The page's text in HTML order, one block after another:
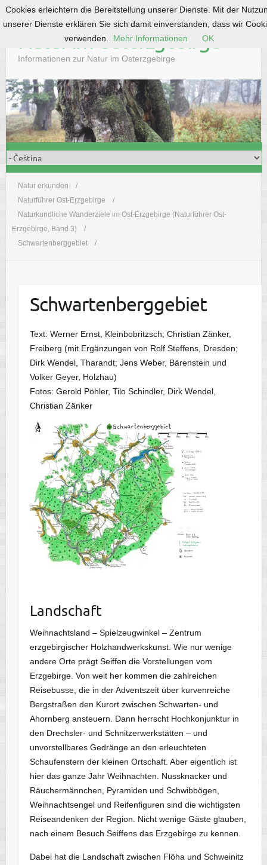
S
k
o
c
n
t
Natur im Osterzgebirge
Informationen zur Natur im Osterzgebirge
Natur erkunden
Naturführer Ost-Erzgebirge
Naturkundliche Wanderziele im Ost-Erzgebirge (Naturführer Ost-
Erzgebirge, Band 3)
Schwartenberggebiet
Schwartenberggebiet
Text: Werner Ernst, Kleinbobritzsch; Christian Zänker,
Freiberg (mit Ergänzungen von Rolf Steffens, Dresden;
Dirk Wendel, Tharandt; Jens Weber, Bärenstein und
Volker Geyer, Holzhau)
Fotos: Gerold Pöhler, Tilo Schindler, Dirk Wendel,
Christian Zänker
Landschaft
Weihnachtsland – Spielzeugwinkel – Zentrum
erzgebirgischer Holzhandwerkskunst. Wie nur wenige
andere Orte prägt Seiffen die Vorstellungen vom
Erzgebirge. Von weit her kommen die zahlreichen
Reisebusse, die in der Adventszeit über kurvenreiche
Bergstraßen den Kurort zwischen Schwarten- und
Ahornberg ansteuern. Dann herrscht Hochkonjunktur in
den Drechsler- und Schnitzerwerkstätten – und
unvorstellbares Gedränge an den erleuchteten
Schaufenstern der kleinen Ortschaft. Aber eigentlich ist
hier das ganze Jahr Weihnachten. Nussknacker und
Räuchermännchen, Pyramiden und Schwibbögen,
Weihnachtsengel und Reifenfiguren sind die wichtigsten
Reiseandenken der Region. Nicht wenige Gäste glauben,
nach einem Besuch Seiffens das Erzgebirge zu kennen.
Dabei hat die Landschaft zwischen Flöha und Schweinitz
Cookies erleichtern die Bereitstellung unserer Dienste. Mit der
unserer Dienste erklären Sie sich damit einverstanden, dass wir
verwenden.
Mehr Informationen OK